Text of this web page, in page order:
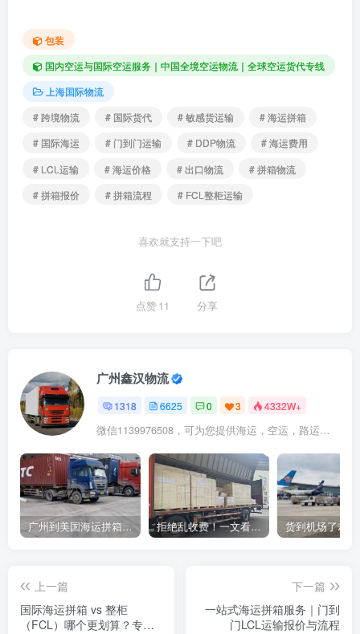
包装
国内空运与国际空运服务｜中国全境空运物流｜全球空运货代专线
上海国际物流
# 跨境物流
# 国际货代 # 敏感货运输
# 海运拼箱
# 国际海运
# 门到门运输 # DDP物流
# 海运费用
# LCL运输
# 海运价格 # 出口物流
# 拼箱物流
# 拼箱报价
# 拼箱流程 # FCL整柜运输
喜欢就支持一下吧
点赞11 分享
广州鑫汉物流
1318 6625 0 3 4332W+
微信1139976508，可为您提供海运，空运，路运，铁路运输
广州到美国海运拼箱多少钱？2024年最新运费构成+隐藏费用避坑指南 拒绝乱收费！一文看懂中国货代计费套路，教你避开所有隐形坑
上一篇
国际海运拼箱 vs 整柜
（FCL）哪个更划算？专业
下一篇
一站式海运拼箱服务｜门到
门LCL运输报价与流程